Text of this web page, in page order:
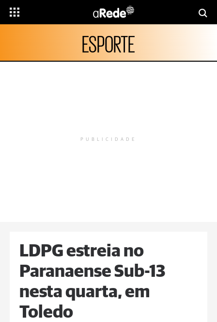
ESPORTE
PUBLICIDADE
LDPG estreia no
Paranaense Sub-13
nesta quarta, em
Toledo